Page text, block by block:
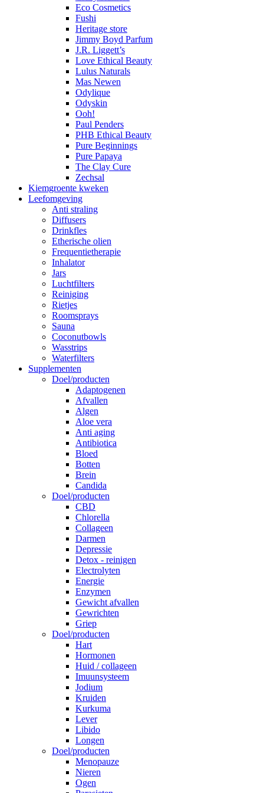
Eco Cosmetics
Fushi
Heritage store
Jimmy Boyd Parfum
J.R. Liggett’s
Love Ethical Beauty
Lulus Naturals
Mas Newen
Odylique
Odyskin
Ooh!
Paul Penders
PHB Ethical Beauty
Pure Beginnings
Pure Papaya
The Clay Cure
Zechsal
Kiemgroente kweken
Leefomgeving
Anti straling
Diffusers
Drinkfles
Etherische olien
Frequentietherapie
Inhalator
Jars
Luchtfilters
Reiniging
Rietjes
Roomsprays
Sauna
Coconutbowls
Wasstrips
Waterfilters
Supplementen
Doel/producten
Adaptogenen
Afvallen
Algen
Aloe vera
Anti aging
Antibiotica
Bloed
Botten
Brein
Candida
Doel/producten
CBD
Chlorella
Collageen
Darmen
Depressie
Detox - reinigen
Electrolyten
Energie
Enzymen
Gewicht afvallen
Gewrichten
Griep
Doel/producten
Hart
Hormonen
Huid / collageen
Imuunsysteem
Jodium
Kruiden
Kurkuma
Lever
Libido
Longen
Doel/producten
Menopauze
Nieren
Ogen